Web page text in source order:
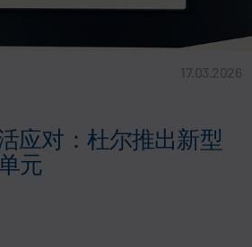
17.03.2026
应对：杜尔推出新型
元